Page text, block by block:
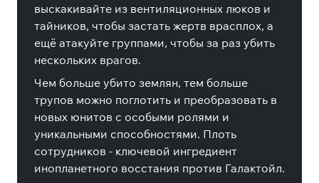
выскакивайте из вентиляционных люков и
тайников, чтобы застать жертв врасплох, а
ещё атакуйте группами, чтобы за раз убить
нескольких врагов.
Чем больше убито землян, тем больше
трупов можно поглотить и преобразовать в
новых юнитов с особыми ролями и
уникальными способностями. Плоть
сотрудников - ключевой ингредиент
инопланетного восстания против Галактойл.